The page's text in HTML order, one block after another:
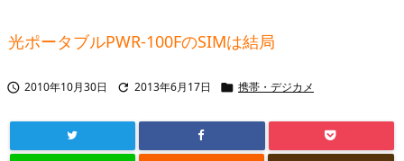
光ポータブルPWR-100FのSIMは結局
 2010年10月30日  2013年6月17日  携帯・デジカメ